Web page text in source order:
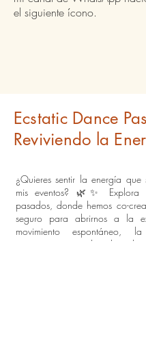
el siguiente ícono.
Ecstatic Dance
Reviviendo la
¿Quieres sentir la energía que
mis eventos? 🌿✨ Explora
pasados, donde hemos co-
seguro para abrirnos a la
movimiento espontáneo,
expresión y recordar el poder